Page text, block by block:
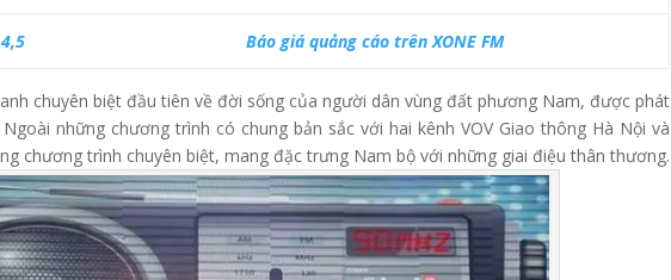
Báo giá quảng cáo trên XONE FM
chuyên biệt đầu tiên về đời sống của người dân vùng đất phương Nam, được phát
những chương trình có chung bản sắc với hai kênh VOV Giao thông Hà Nội và
chương trình chuyên biệt, mang đặc trưng Nam bộ với những giai điệu thân thương.